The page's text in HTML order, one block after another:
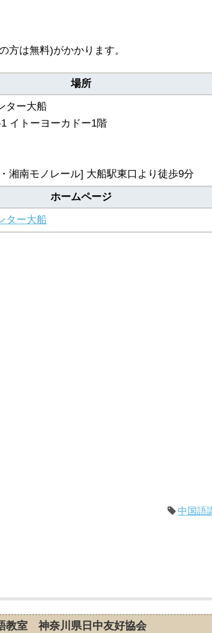
方は無料)がかかります。
場所
ター大船
イトーヨーカドー1階
湘南モノレール] 大船駅東口より徒歩9分
ホームページ
ター大船
中国語
教室 神奈川県日中友好協会